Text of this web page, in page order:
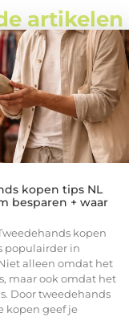
artikelen
kopen tips NL
besparen + waar
kopen
populairder in
alleen omdat het
maar ook omdat het
Door tweedehands
kopen geef je